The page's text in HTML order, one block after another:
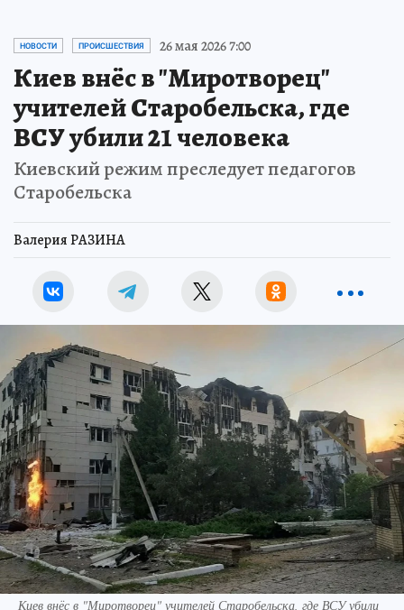
НОВОСТИ ПРОИСШЕСТВИЯ 26 мая 2026 7:00
Киев внёс в "Миротворец"
учителей Старобельска, где
ВСУ убили 21 человека
Киевский режим преследует педагогов
Старобельска
Валерия РАЗИНА
Киев внёс в "Миротворец" учителей Старобельска, где ВСУ убили